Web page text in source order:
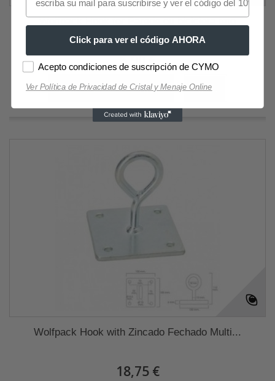
Wolfpack Hook for Parede ou bicicleta teto
6,90 €
Adicionar ao carrinho Mais
Wolfpack Hook with Zincado Fechado Multi...
18,75 €
Click para ver el código AHORA
Acepto condiciones de suscripción de CYMO
Ver Política de Privacidad de Cristal y Menaje Online